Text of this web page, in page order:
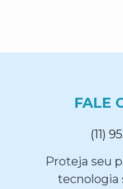
FALE
(11)
Proteja seu
tecnologia